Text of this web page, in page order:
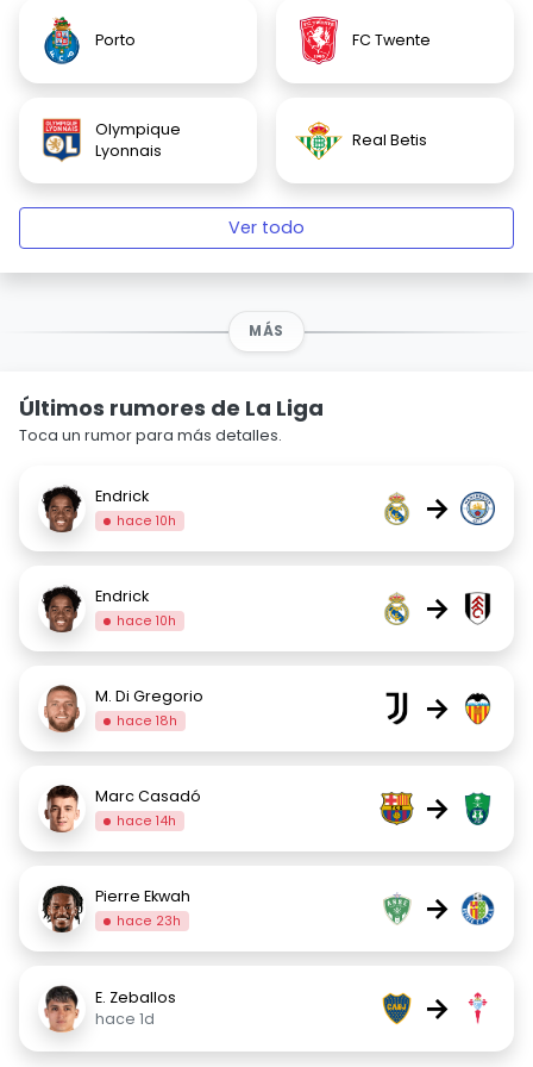
Porto FC Twente
Olympique
Lyonnais
Real Betis
Ver todo
MÁS
Últimos rumores de La Liga
Toca un rumor para más detalles.
Endrick
hace 10h →
Endrick
hace 10h →
M. Di Gregorio
hace 18h →
Marc Casadó
hace 14h →
Pierre Ekwah
hace 23h →
E. Zeballos
hace 1d
→